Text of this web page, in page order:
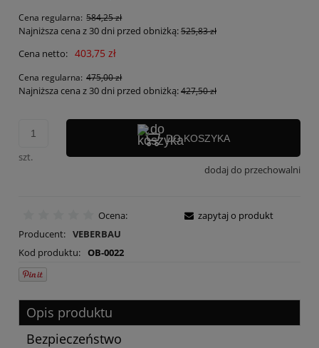
Cena regularna: 584,25 zł
Najniższa cena z 30 dni przed obniżką:525,83 zł
Cena netto: 403,75 zł
Cena regularna: 475,00 zł
Najniższa cena z 30 dni przed obniżką:427,50 zł
szt.
DO KOSZYKA
dodaj do przechowalni
Ocena:
Producent: VEBERBAU
Kod produktu: OB-0022
zapytaj o produkt
Opis produktu
Bezpieczeństwo